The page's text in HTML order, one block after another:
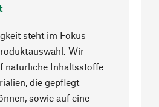
steht im Fokus
Wir
natürliche Inhaltsstoffe
die gepflegt
sowie auf eine